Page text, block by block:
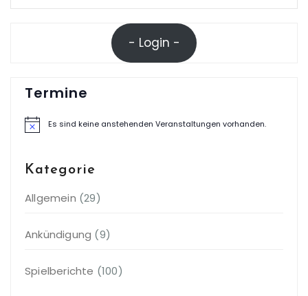
- Login -
Termine
HinweisEs sind keine anstehenden Veranstaltungen vorhanden.
Kategorie
Allgemein (29)
Ankündigung (9)
Spielberichte (100)